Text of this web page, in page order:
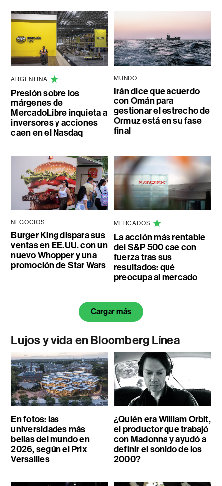
ARGENTINA
Presión sobre los
márgenes de
MercadoLibre inquieta a
inversores y acciones
caen en el Nasdaq
MUNDO
Irán dice que acuerdo
con Omán para
gestionar el estrecho de
Ormuz está en su fase
final
NEGOCIOS
Burger King dispara sus
ventas en EE.UU. con un
nuevo Whopper y una
promoción de Star Wars
MERCADOS
La acción más rentable
del S&P 500 cae con
fuerza tras sus
resultados: qué
preocupa al mercado
Cargar más
Lujos y vida en Bloomberg Línea
En fotos: las
universidades más
bellas del mundo en
2026, según el Prix
Versailles
¿Quién era William Orbit,
el productor que trabajó
con Madonna y ayudó a
definir el sonido de los
2000?